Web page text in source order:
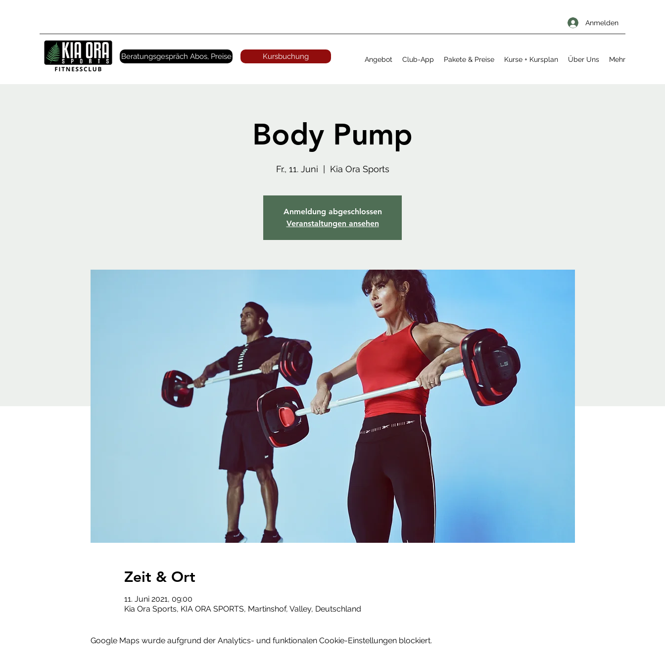
Anmelden
Beratungsgespräch Abos, Preise Kursbuchung Angebot Club-App Pakete & Preise Kurse + Kursplan Über Uns Mehr
Body Pump
Fr., 11. Juni Kia Ora Sports
Anmeldung abgeschlossen
Veranstaltungen ansehen
Zeit & Ort
11. Juni 2021, 09:00
Kia Ora Sports, KIA ORA SPORTS, Martinshof, Valley, Deutschland
Google Maps wurde aufgrund der Analytics- und funktionalen Cookie-Einstellungen blockiert.